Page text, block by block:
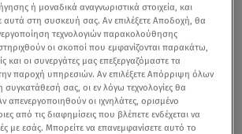
ή μοναδικά αναγνωριστικά στοιχεία, και
στη συσκευή σας. Αν επιλέξετε Αποδοχή, θα
τεχνολογιών παρακολούθησης
οι σκοποί που εμφανίζονται παρακάτω,
και οι συνεργάτες μας επεξεργαζόμαστε τα
παροχή υπηρεσιών. Αν επιλέξετε Απόρριψη όλων
σας, οι εν λόγω τεχνολογίες θα
απενεργοποιηθούν οι ιχνηλάτες, ορισμένο
από τις διαφημίσεις που βλέπετε ενδέχεται να
με εσάς. Μπορείτε να επανεμφανίσετε αυτό το